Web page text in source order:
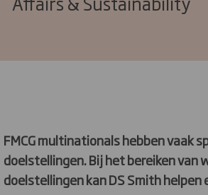
FMCG multinationals hebben vaak
doelstellingen. Bij het bereiken van
doelstellingen kan DS Smith helpen